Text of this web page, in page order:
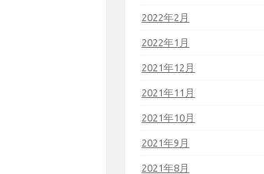
2022年2月
2022年1月
2021年12月
2021年11月
2021年10月
2021年9月
2021年8月